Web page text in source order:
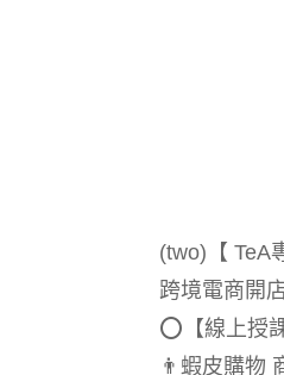
(two)【 TeA
跨境電商開
⭕️【線上授
👨‍蝦皮購物